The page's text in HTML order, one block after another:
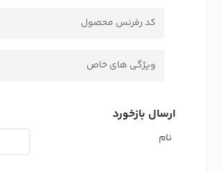
کد رفرنس محصول
ویژگی های خاص
ارسال بازخورد
نام